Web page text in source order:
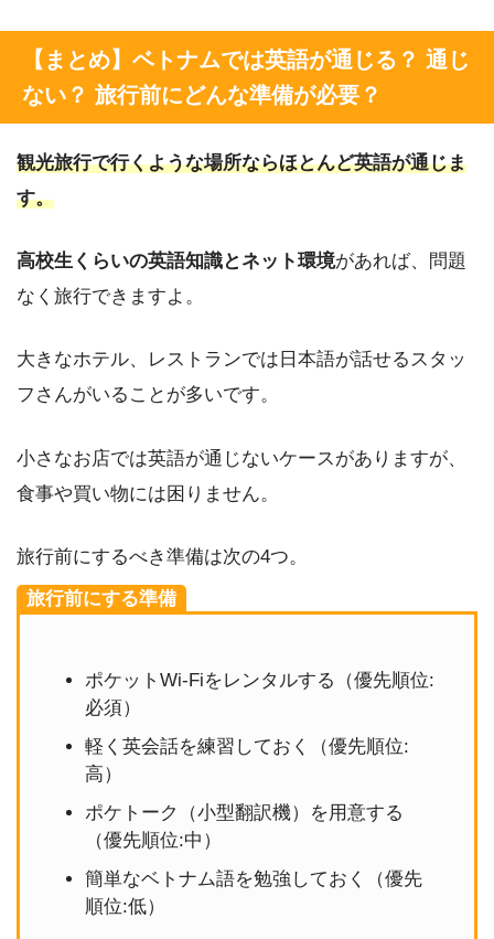
【まとめ】ベトナムでは英語が通じる？ 通じ
ない？ 旅行前にどんな準備が必要？
観光旅行で行くような場所ならほとんど英語が通じま
す。
高校生くらいの英語知識とネット環境があれば、問題
なく旅行できますよ。
大きなホテル、レストランでは日本語が話せるスタッ
フさんがいることが多いです。
小さなお店では英語が通じないケースがありますが、
食事や買い物には困りません。
旅行前にするべき準備は次の4つ。
旅行前にする準備
ポケットWi-Fiをレンタルする（優先順位:
必須）
軽く英会話を練習しておく（優先順位:
高）
ポケトーク（小型翻訳機）を用意する
（優先順位:中）
簡単なベトナム語を勉強しておく（優先
順位:低）